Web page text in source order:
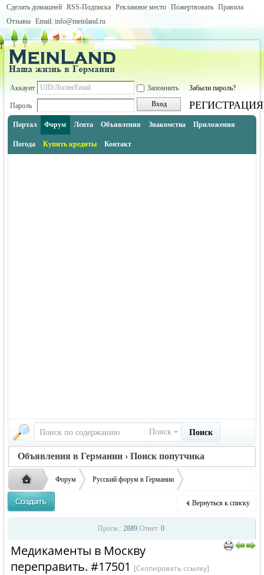
Сделать домашней RSS-Подписка Рекламное место Пожертвовать Правила
Отзывы Email: info@meinland.ru
Аккаунт Запомнить Забыли пароль?
Пароль Вход РЕГИСТРАЦИЯ
Портал Форум Лента Объявления Знакомства Приложения
Погода Купить кредиты Контакт
Поиск Поиск
Объявления в Германии › Поиск попутчика
Форум Русский форум в Германии
Объявления в Германии
›
Медикаменты в Москву переправить.
Вернуться к списку
Просм.: 2889 Ответ: 0
Медикаменты в Москву
переправить. #17501 [Скопировать ссылку]